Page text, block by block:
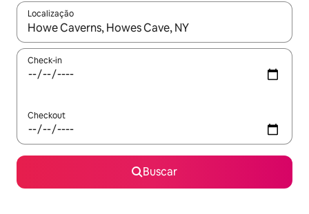
Localização
Quando os resultados estiverem disponíveis, explore-os
Check-in
Checkout
Buscar